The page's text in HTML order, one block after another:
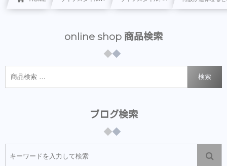
online shop 商品検索
検索
ブログ検索